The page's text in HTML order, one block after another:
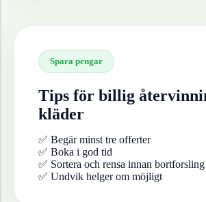
Spara pengar
Tips för billig
kläder
✅ Begär minst tre offerter
✅ Boka i god tid
✅ Sortera och rensa innan bortforsling
✅ Undvik helger om möjligt